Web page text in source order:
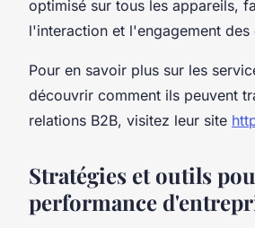
optimisé sur tous les appareils,
l'interaction et l'engagement des
Pour en savoir plus sur les
découvrir comment ils peuvent
relations B2B, visitez leur site
Stratégies et outils
performance